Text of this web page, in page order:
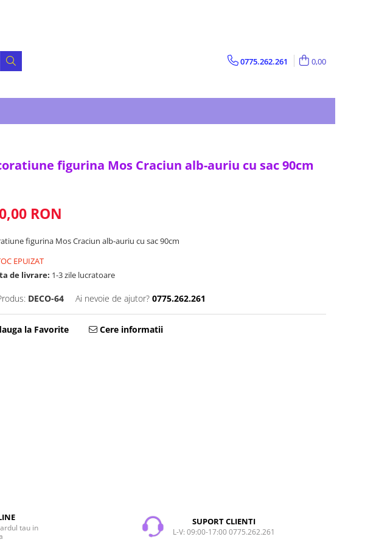
0775.262.261 0,00
figurina Mos Craciun alb-auriu cu sac 90cm
RON
figurina Mos Craciun alb-auriu cu sac 90cm
EPUIZAT
de livrare: 1-3 zile lucratoare
DECO-64 Ai nevoie de ajutor? 0775.262.261
la Favorite Cere informatii
tau in
SUPORT CLIENTI
L-V: 09:00-17:00 0775.262.261